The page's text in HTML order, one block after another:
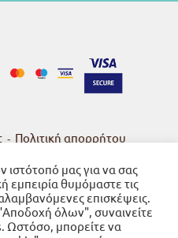
- Πολιτική απορρήτου
Γνώση
ιστότοπό μας για να σας
εμπειρία θυμόμαστε τις
επισκέψεις.
όλων", συναινείτε
μπορείτε να